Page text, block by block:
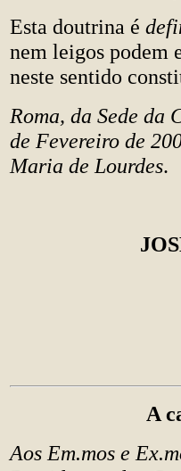
Esta doutrina é
nem leigos podem
neste sentido
Roma, da Sede da
de Fevereiro de
Maria de Lourdes.
A
Aos Em.mos e